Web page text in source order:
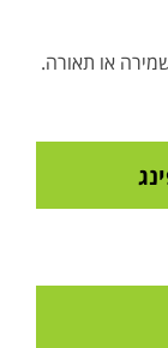
או תאורה.